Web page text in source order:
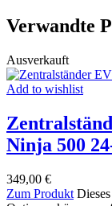
Verwandte
Ausverkauft
Add to wishlist
Ninja 500
349,00 €
Zum Produkt